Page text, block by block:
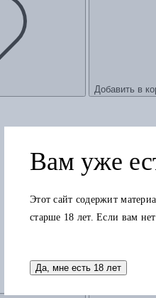
Добавить в
Вам уже
Этот сайт содержит
старше 18 лет. Если вам
Да, мне есть 18 лет